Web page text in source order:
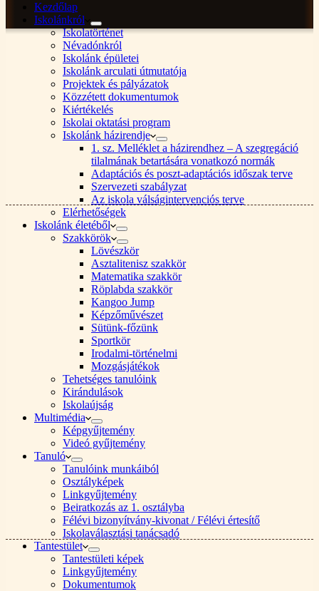
Kezdőlap
Iskolánkról
Iskolatörténet
Névadónkról
Iskolánk épületei
Iskolánk arculati útmutatója
Projektek és pályázatok
Közzétett dokumentumok
Kiértékelés
Iskolai oktatási program
Iskolánk házirendje
1. sz. Melléklet a házirendhez – A szegregáció
tilalmának betartására vonatkozó normák
Adaptációs és poszt-adaptációs időszak terve
Szervezeti szabályzat
Az iskola válságintervenciós terve
Elérhetőségek
Iskolánk életéből
Szakkörök
Lövészkör
Asztalitenisz szakkör
Matematika szakkör
Röplabda szakkör
Kangoo Jump
Képzőművészet
Sütünk-főzünk
Sportkör
Irodalmi-történelmi
Mozgásjátékok
Tehetséges tanulóink
Kirándulások
Iskolaújság
Multimédia
Képgyűjtemény
Videó gyűjtemény
Tanuló
Tanulóink munkáiból
Osztályképek
Linkgyűjtemény
Beiratkozás az 1. osztályba
Félévi bizonyítvány-kivonat / Félévi értesítő
Iskolaválasztási tanácsadó
Tantestület
Tantestületi képek
Linkgyűjtemény
Dokumentumok